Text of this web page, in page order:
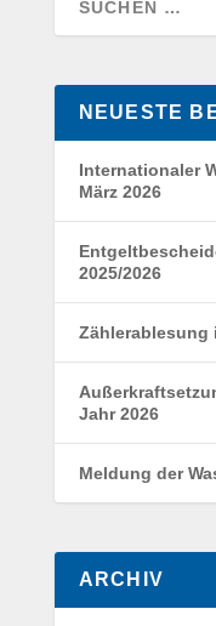
NEUESTE
Internationaler
März 2026
2025/2026
Zählerablesung
Jahr 2026
Meldung der
ARCHIV